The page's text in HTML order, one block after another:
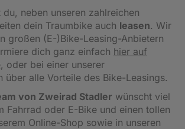
neben unseren zahlreichen
dein Traumbike auch leasen. Wir
großen (E-)Bike-Leasing-Anbietern
dich ganz einfach hier auf
, oder bei einer unserer
über alle Vorteile des Bike-Leasings.
von Zweirad Stadler wünscht viel
Fahrrad oder E-Bike und einen tollen
Online-Shop sowie in unseren